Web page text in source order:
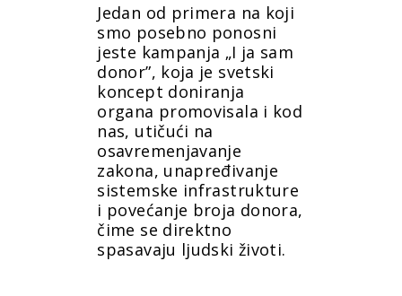
Jedan od primera na koji
smo posebno ponosni
jeste kampanja „I ja sam
donor”, koja je svetski
koncept doniranja
organa promovisala i kod
nas, utičući na
osavremenjavanje
zakona, unapređivanje
sistemske infrastrukture
i povećanje broja donora,
čime se direktno
spasavaju ljudski životi.